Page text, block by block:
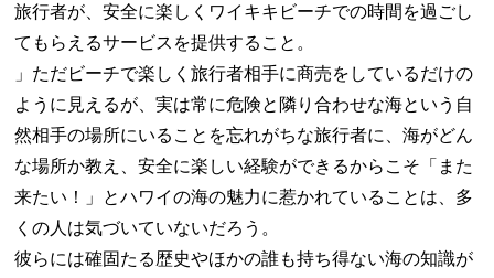
旅行者が、安全に楽しくワイキキビーチでの時間を過ごし
てもらえるサービスを提供すること。
」ただビーチで楽しく旅行者相手に商売をしているだけの
ように見えるが、実は常に危険と隣り合わせな海という自
然相手の場所にいることを忘れがちな旅行者に、海がどん
な場所か教え、安全に楽しい経験ができるからこそ「また
来たい！」とハワイの海の魅力に惹かれていることは、多
くの人は気づいていないだろう。
彼らには確固たる歴史やほかの誰も持ち得ない海の知識が